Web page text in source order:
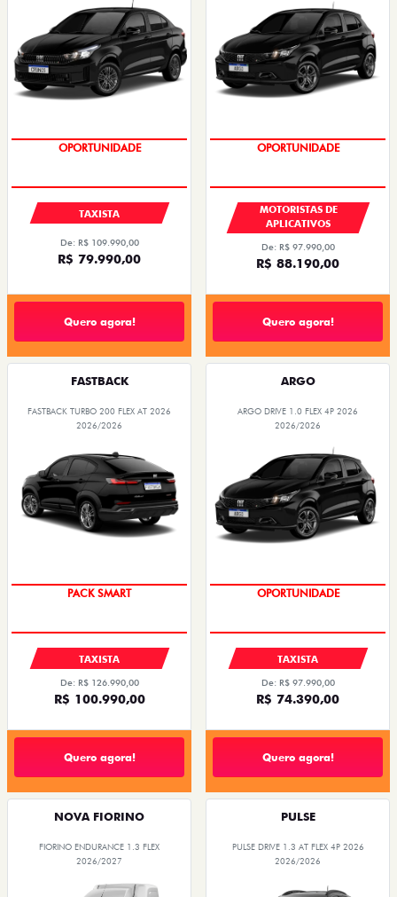
STRADA
STRADA RANCH CABINE DUPLA TURBO 200
AT FLEX 2027
PESSOA FÍSICA
De: R$ 154.980,00
R$ 136.990,00
FASTBACK
FASTBACK TURBO 200 FLEX AT 2026
2026/2026
EMPLACAMENTO GRÁTIS
OPORTUNIDADE
R$ 119.990,00
STRADA
STRADA RANCH CABINE DUPLA TURBO 200
EMPLACAMENTO GRÁTIS
OPORTUNIDADE
PESSOA FÍSICA
De: R$ 154.980,00
Quero agora!
FASTBACK ABARTH
FASTBACK ABARTH TURBO 270 FLEX AT
2026
EMPLACAMENTO GRÁTIS
OPORTUNIDADE
PESSOA FÍSICA
De: R$ 184.980,00
Quero agora!